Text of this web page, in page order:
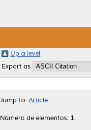
Up a level
Export as
Jump to: Article
Número de elementos: 1.